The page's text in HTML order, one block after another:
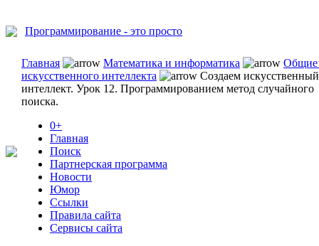
Программирование - это просто
Главная Математика и информатика
Общие
искусственного интеллекта
Создаем искусственный
интеллект. Урок 12. Программированием метод случайного
поиска.
0+
Главная
Поиск
Партнерская программа
Новости
Юмор
Ссылки
Правила сайта
Сервисы сайта